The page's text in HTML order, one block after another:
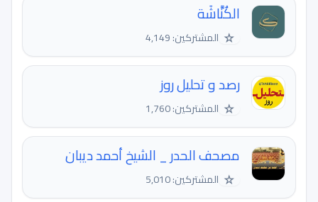
الكُنَّاشَة
☆ المشتركين: 4,149
رصد و تحلیل روز
☆ المشتركين: 1,760
مصحف الحدر _ الشيخ أحمد ديبان
☆ المشتركين: 5,010